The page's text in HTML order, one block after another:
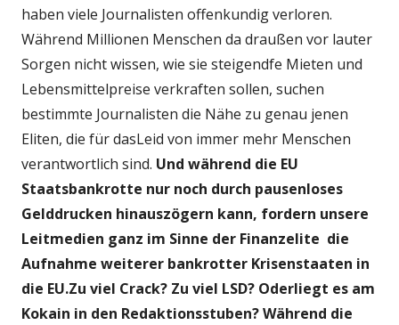
haben viele Journalisten offenkundig verloren.
Während Millionen Menschen da draußen vor lauter
Sorgen nicht wissen, wie sie steigendfe Mieten und
Lebensmittelpreise verkraften sollen, suchen
bestimmte Journalisten die Nähe zu genau jenen
Eliten, die für dasLeid von immer mehr Menschen
verantwortlich sind. Und während die EU
Staatsbankrotte nur noch durch pausenloses
Gelddrucken hinauszögern kann, fordern unsere
Leitmedien ganz im Sinne der Finanzelite die
Aufnahme weiterer bankrotter Krisenstaaten in
die EU.Zu viel Crack? Zu viel LSD? Oderliegt es am
Kokain in den Redaktionsstuben? Während die